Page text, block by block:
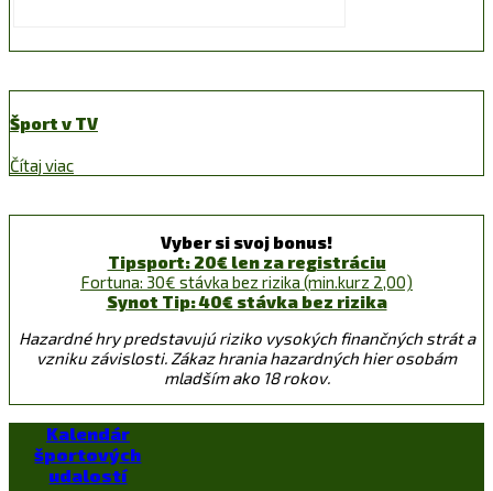
Šport v TV
Čítaj viac
Vyber si svoj bonus!
Tipsport: 20€ len za registráciu
Fortuna: 30€ stávka bez rizika (min.kurz 2,00)
Synot Tip: 40€ stávka bez rizika
Hazardné hry predstavujú riziko vysokých finančných strát a
vzniku závislosti. Zákaz hrania hazardných hier osobám
mladším ako 18 rokov.
Kalendár
športových
udalostí